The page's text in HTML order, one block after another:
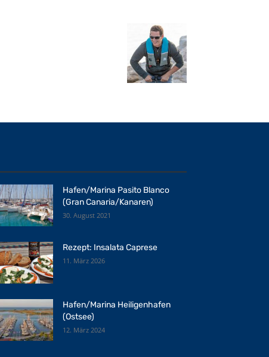
Hafen/Marina Pasito Blanco
(Gran Canaria/Kanaren)
30. August 2021
Rezept: Insalata Caprese
11. März 2026
Hafen/Marina Heiligenhafen
(Ostsee)
12. März 2024